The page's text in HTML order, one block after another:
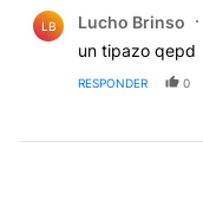
LB Lucho Brinso
un tipazo qepd
RESPONDER 0